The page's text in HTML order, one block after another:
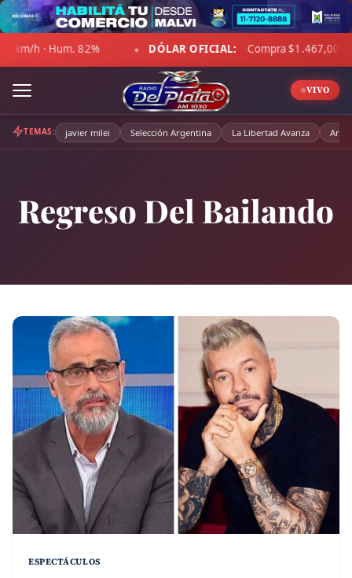
Skip
to
content
◆ DÓLAR OFICIAL: Compra $1.467,00 · Venta $1.518,00
VIVO
TEMAS: javier milei Selección Argentina La Libertad Avanza
Regreso Del Bailando
ESPECTÁCULOS